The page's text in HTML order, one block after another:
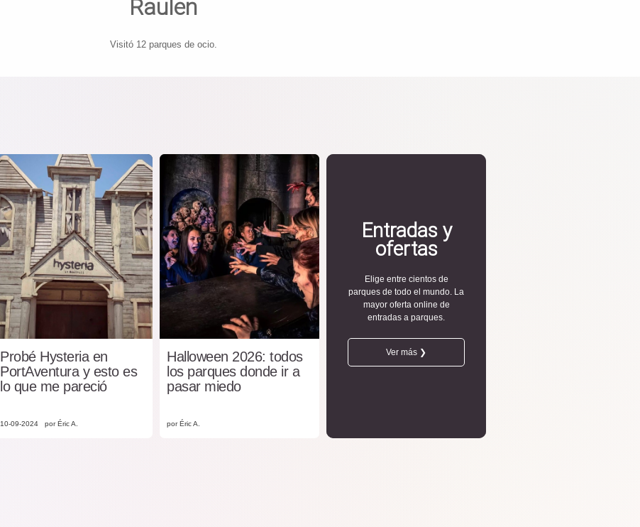
Raulen
Visitó 12 parques de ocio.
Probé Hysteria en
PortAventura y esto es
lo que me pareció
10-09-2024 por Éric A.
Halloween 2026: todos
los parques donde ir a
pasar miedo
por Éric A.
Entradas y
ofertas
Elige entre cientos de
parques de todo el mundo. La
mayor oferta online de
entradas a parques.
Ver más ❯